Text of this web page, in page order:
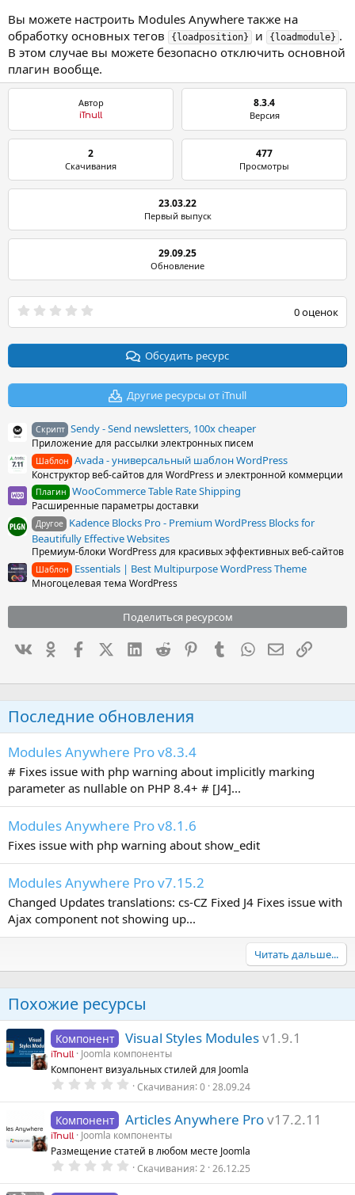
Вы можете настроить Modules Anywhere также на
обработку основных тегов
{loadposition} и {loadmodule} .
В этом случае вы можете безопасно отключить основной
плагин вообще.
Автор
iTnull
8.3.4
Версия
2
Скачивания
477
Просмотры
23.03.22
Первый выпуск
29.09.25
Обновление
0
0
в
з
0 оценок
Обсудить ресурс
Другие ресурсы от iTnull
Скрипт Sendy - Send newsletters, 100x cheaper
Приложение для рассылки электронных писем
Шаблон Avada - универсальный шаблон WordPress
Конструктор веб-сайтов для WordPress и электронной коммерции
Плагин WooCommerce Table Rate Shipping
Расширенные параметры доставки
Другое Kadence Blocks Pro - Premium WordPress Blocks for
Beautifully Effective Websites
Премиум-блоки WordPress для красивых эффективных веб-сайтов
Шаблон Essentials | Best Multipurpose WordPress Theme
Многоцелевая тема WordPress
Поделиться ресурсом
ВконтактеОдноклассники
FacebookX (Twitter)LinkedIn
Reddit PinterestTumblrWhatsAppСсылка
Последние обновления
Modules Anywhere Pro v8.3.4
# Fixes issue with php warning about implicitly marking
parameter as nullable on PHP 8.4+ # [J4]...
Modules Anywhere Pro v8.1.6
Fixes issue with php warning about show_edit
Modules Anywhere Pro v7.15.2
Changed Updates translations: cs-CZ Fixed J4 Fixes issue with
Ajax component not showing up...
Читать дальше...
Похожие ресурсы
Компонент Visual Styles Modulesv1.9.1
iTnull
Joomla компоненты
Компонент визуальных стилей для Joomla
0
0
0
з
в
ё
д
Скачивания 0 28.09.24
Компонент Articles Anywhere Prov17.2.11
iTnull
Joomla компоненты
Размещение статей в любом месте Joomla
0
0
Скачивания 2 26.12.25